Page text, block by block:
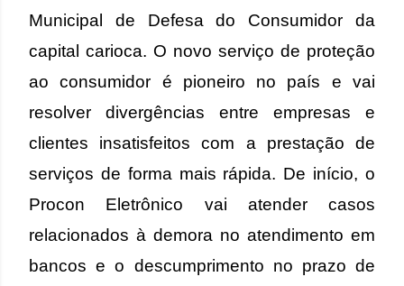
Municipal de Defesa do Consumidor da
capital carioca. O novo serviço de proteção
ao consumidor é pioneiro no país e vai
resolver divergências entre empresas e
clientes insatisfeitos com a prestação de
serviços de forma mais rápida. De início, o
Procon Eletrônico vai atender casos
relacionados à demora no atendimento em
bancos e o descumprimento no prazo de